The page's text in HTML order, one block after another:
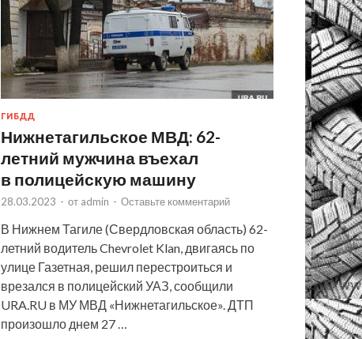
ГИБДД
Нижнетагильское МВД: 62-
летний мужчина въехал
в полицейскую машину
28.03.2023 - от admin - Оставьте комментарий
В Нижнем Тагиле (Свердловская область) 62-
летний водитель Chevrolet Klan, двигаясь по
улице Газетная, решил перестроиться и
врезался в полицейский УАЗ, сообщили
URA.RU в МУ МВД «Нижнетагильское». ДТП
произошло днем 27 …